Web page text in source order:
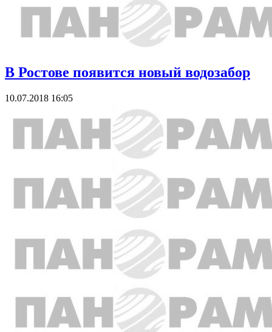
В Ростове появится новый водозабор
10.07.2018 16:05